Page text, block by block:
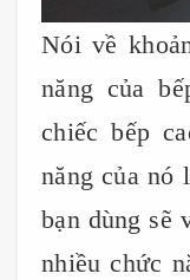
Nói về
năng của
chiếc bếp
năng của nó
bạn dùng sẽ
nhiều chức